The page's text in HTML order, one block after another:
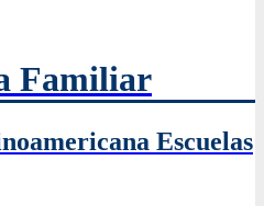
Familiar
Escuelas